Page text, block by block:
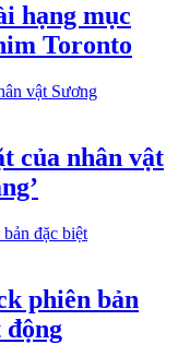
hạng mục
Toronto
của nhân vật
phiên bản
động